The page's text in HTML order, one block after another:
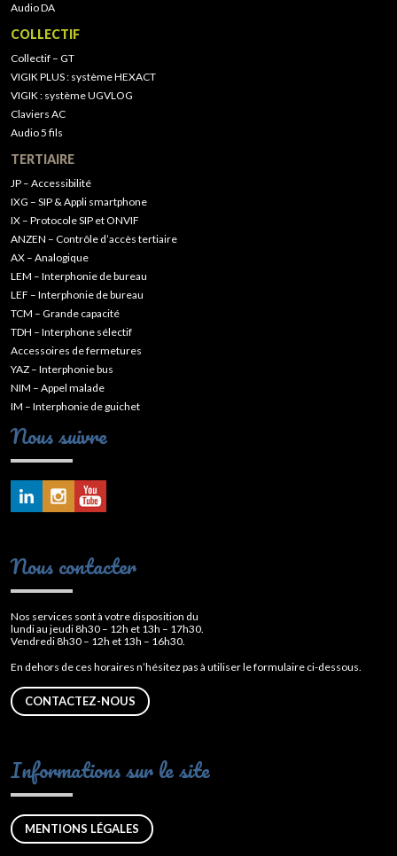
Audio DA
COLLECTIF
Collectif – GT
VIGIK PLUS : système HEXACT
VIGIK : système UGVLOG
Claviers AC
Audio 5 fils
TERTIAIRE
JP – Accessibilité
IXG – SIP & Appli smartphone
IX – Protocole SIP et ONVIF
ANZEN – Contrôle d’accès tertiaire
AX – Analogique
LEM – Interphonie de bureau
LEF – Interphonie de bureau
TCM – Grande capacité
TDH – Interphone sélectif
Accessoires de fermetures
YAZ – Interphonie bus
NIM – Appel malade
IM – Interphonie de guichet
Nous suivre
Nous contacter
Nos services sont à votre disposition du
lundi au jeudi 8h30 – 12h et 13h – 17h30.
Vendredi 8h30 – 12h et 13h – 16h30.
En dehors de ces horaires n’hésitez pas à utiliser le formulaire ci-dessous.
CONTACTEZ-NOUS
Informations sur le site
MENTIONS LÉGALES